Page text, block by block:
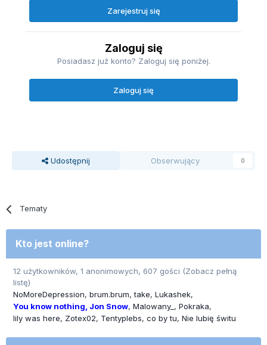
Zarejestruj się
Zaloguj się
Posiadasz już konto? Zaloguj się poniżej.
Zaloguj się
Udostępnij Obserwujący 0
Tematy
Kto jest online?
12 użytkowników, 1 anonimowych, 607 gości (Zobacz pełną
listę)
NoMoreDepression brum.brum take Lukashek
You know nothing, Jon Snow Malowany_
Pokraka
lily was here
Zotex02 Tentyplebs co by tu Nie lubię świtu